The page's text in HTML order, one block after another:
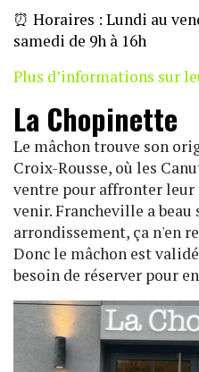
⏰ Horaires : Lundi au
samedi de 9h à 16h
Plus d’informations sur
La Chopinette
Le mâchon trouve son
Croix-Rousse, où les
ventre pour affronter
venir. Francheville a
arrondissement, ça n'en
Donc le mâchon est
besoin de réserver pour